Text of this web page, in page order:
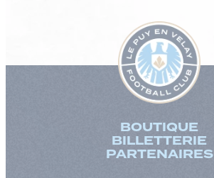
BOUTIQUE
BILLETTERIE
PARTENAIRES